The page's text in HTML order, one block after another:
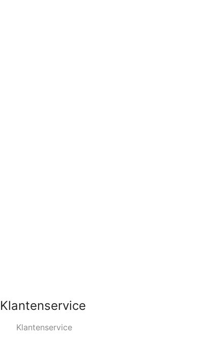
Klantenservice
Klantenservice